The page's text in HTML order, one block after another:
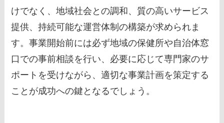
けでなく、地域社会との調和、質の高いサービス
提供、持続可能な運営体制の構築が求められま
す。事業開始前には必ず地域の保健所や自治体窓
口での事前相談を行い、必要に応じて専門家のサ
ポートを受けながら、適切な事業計画を策定する
ことが成功への鍵となるでしょう。